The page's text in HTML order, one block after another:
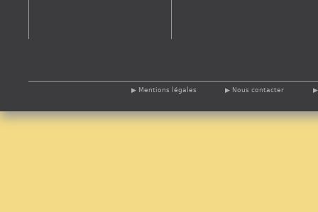
Mentions légales Nous contacter